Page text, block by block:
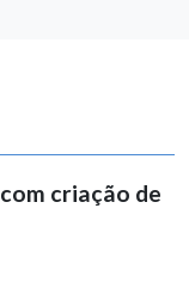
criação de